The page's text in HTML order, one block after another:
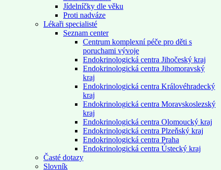
Jídelníčky dle věku
Proti nadváze
Lékaři specialisté
Seznam center
Centrum komplexní péče pro děti s
poruchami vývoje
Endokrinologická centra Jihočeský kraj
Endokrinologická centra Jihomoravský
kraj
Endokrinologická centra Královéhradecký
kraj
Endokrinologická centra Moravskoslezský
kraj
Endokrinologická centra Olomoucký kraj
Endokrinologická centra Plzeňský kraj
Endokrinologická centra Praha
Endokrinologická centra Ústecký kraj
Časté dotazy
Slovník